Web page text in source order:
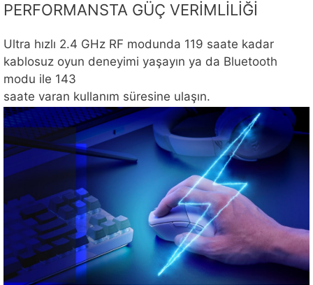
PERFORMANSTA GÜÇ VERİMLİLİĞİ
Ultra hızlı 2.4 GHz RF modunda 119 saate kadar
kablosuz oyun deneyimi yaşayın ya da Bluetooth
modu ile 143
saate varan kullanım süresine ulaşın.